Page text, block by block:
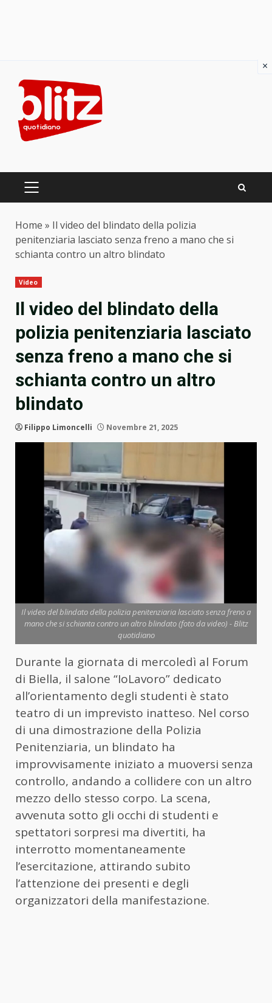
content
PRIMARY
Home » Il video del blindato della polizia
penitenziaria lasciato senza freno a mano che si
schianta contro un altro blindato
Video
Il video del blindato della
polizia penitenziaria lasciato
senza freno a mano che si
schianta contro un altro
blindato
Filippo Limoncelli Novembre 21, 2025
Il video del blindato della polizia penitenziaria lasciato senza freno a
mano che si schianta contro un altro blindato (foto da video) - Blitz
quotidiano
Durante la giornata di mercoledì al Forum
di Biella, il salone “IoLavoro” dedicato
all’orientamento degli studenti è stato
teatro di un imprevisto inatteso. Nel corso
di una dimostrazione della Polizia
Penitenziaria, un blindato ha
improvvisamente iniziato a muoversi senza
controllo, andando a collidere con un altro
mezzo dello stesso corpo. La scena,
avvenuta sotto gli occhi di studenti e
spettatori sorpresi ma divertiti, ha
interrotto momentaneamente
l’esercitazione, attirando subito
l’attenzione dei presenti e degli
organizzatori della manifestazione.
×